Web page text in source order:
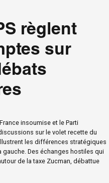
règlent
sur
insoumise et le Parti
sur le volet recette du
les différences stratégiques
Des échanges hostiles qui
de la taxe Zucman, débattue